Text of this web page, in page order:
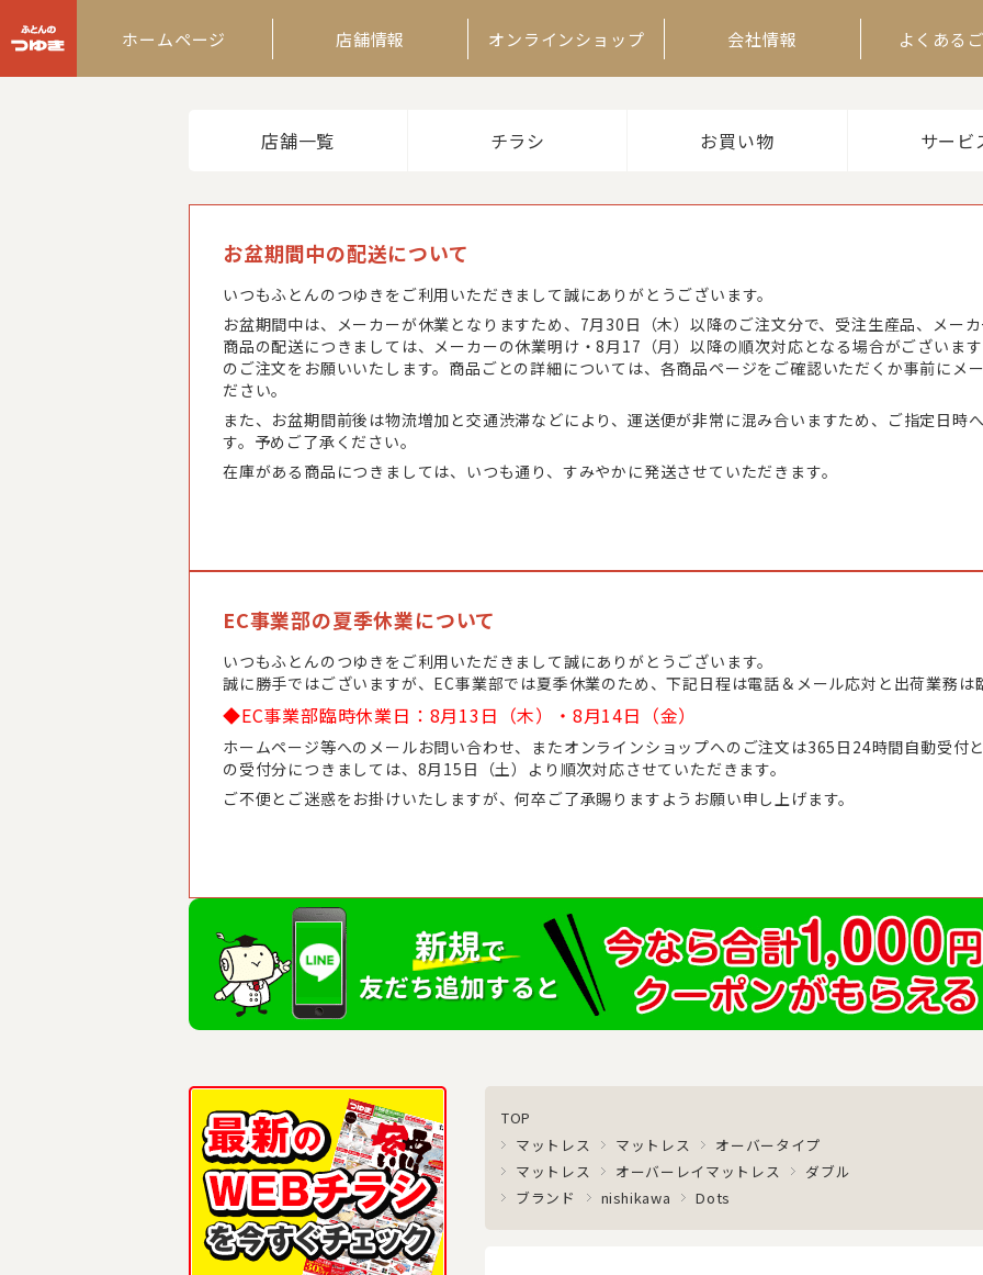
ホームページ 店舗情報 オンラインショップ 会社情報 よくある
店舗一覧 チラシ お買い物 サービ
お盆期間中の配送について
いつもふとんのつゆきをご利用いただきまして誠にありがとうございます。
お盆期間中は、メーカーが休業となりますため、7月30日（木）以降のご注文分で、受注生産品、メー
商品の配送につきましては、メーカーの休業明け・8月17（月）以降の順次対応となる場合がございま
のご注文をお願いいたします。商品ごとの詳細については、各商品ページをご確認いただくか事前にメ
ださい。
また、お盆期間前後は物流増加と交通渋滞などにより、運送便が非常に混み合いますため、ご指定日時
す。予めご了承ください。
在庫がある商品につきましては、いつも通り、すみやかに発送させていただきます。
EC事業部の夏季休業について
いつもふとんのつゆきをご利用いただきまして誠にありがとうございます。
誠に勝手ではございますが、EC事業部では夏季休業のため、下記日程は電話＆メール応対と出荷業務
◆EC事業部臨時休業日：8月13日（木）・8月14日（金）
ホームページ等へのメールお問い合わせ、またオンラインショップへのご注文は365日24時間自動受付
の受付分につきましては、8月15日（土）より順次対応させていただきます。
ご不便とご迷惑をお掛けいたしますが、何卒ご了承賜りますようお願い申し上げます。
TOP
マットレス
マットレス
オーバータイプ
マットレス
オーバーレイマットレス
ダブル
ブランド
nishikawa Dots